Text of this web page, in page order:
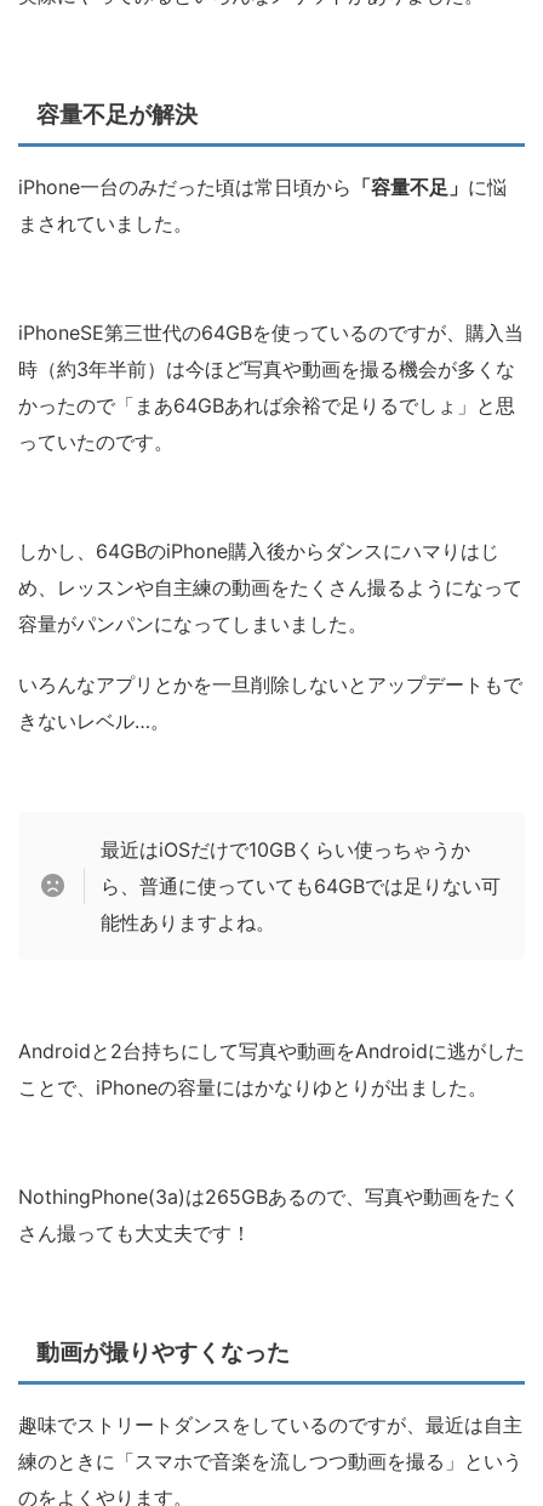
容量不足が解決
iPhone一台のみだった頃は常日頃から 「容量不足」 に悩
まされていました。
iPhoneSE第三世代の64GBを使っているのですが、購入当
時（約3年半前）は今ほど写真や動画を撮る機会が多くな
かったので「まあ64GBあれば余裕で足りるでしょ」と思
っていたのです。
しかし、64GBのiPhone購入後からダンスにハマりはじ
め、レッスンや自主練の動画をたくさん撮るようになって
容量がパンパンになってしまいました。
いろんなアプリとかを一旦削除しないとアップデートもで
きないレベル…。
最近はiOSだけで10GBくらい使っちゃうか
ら、普通に使っていても64GBでは足りない可
能性ありますよね。
Androidと2台持ちにして写真や動画をAndroidに逃がした
ことで、iPhoneの容量にはかなりゆとりが出ました。
NothingPhone(3a)は265GBあるので、写真や動画をたく
さん撮っても大丈夫です！
動画が撮りやすくなった
趣味でストリートダンスをしているのですが、最近は自主
練のときに「スマホで音楽を流しつつ動画を撮る」という
のをよくやります。